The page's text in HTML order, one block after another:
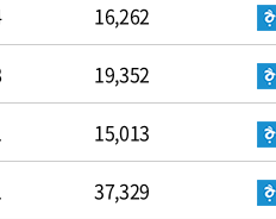
16,262
19,352
15,013
37,329